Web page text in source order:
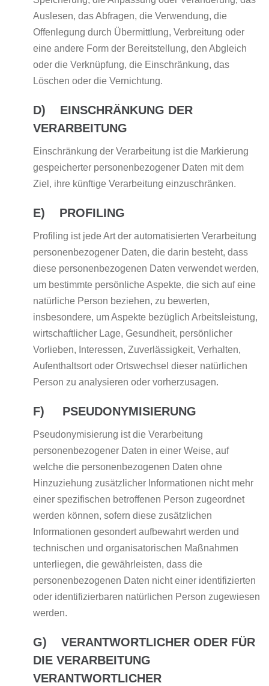
Auslesen, das Abfragen, die Verwendung, die
Offenlegung durch Übermittlung, Verbreitung oder
eine andere Form der Bereitstellung, den Abgleich
oder die Verknüpfung, die Einschränkung, das
Löschen oder die Vernichtung.
D) EINSCHRÄNKUNG DER
VERARBEITUNG
Einschränkung der Verarbeitung ist die Markierung
gespeicherter personenbezogener Daten mit dem
Ziel, ihre künftige Verarbeitung einzuschränken.
E) PROFILING
Profiling ist jede Art der automatisierten Verarbeitung
personenbezogener Daten, die darin besteht, dass
diese personenbezogenen Daten verwendet werden,
um bestimmte persönliche Aspekte, die sich auf eine
natürliche Person beziehen, zu bewerten,
insbesondere, um Aspekte bezüglich Arbeitsleistung,
wirtschaftlicher Lage, Gesundheit, persönlicher
Vorlieben, Interessen, Zuverlässigkeit, Verhalten,
Aufenthaltsort oder Ortswechsel dieser natürlichen
Person zu analysieren oder vorherzusagen.
F) PSEUDONYMISIERUNG
Pseudonymisierung ist die Verarbeitung
personenbezogener Daten in einer Weise, auf
welche die personenbezogenen Daten ohne
Hinzuziehung zusätzlicher Informationen nicht mehr
einer spezifischen betroffenen Person zugeordnet
werden können, sofern diese zusätzlichen
Informationen gesondert aufbewahrt werden und
technischen und organisatorischen Maßnahmen
unterliegen, die gewährleisten, dass die
personenbezogenen Daten nicht einer identifizierten
oder identifizierbaren natürlichen Person zugewiesen
werden.
G) VERANTWORTLICHER ODER FÜR
DIE VERARBEITUNG
VERANTWORTLICHER